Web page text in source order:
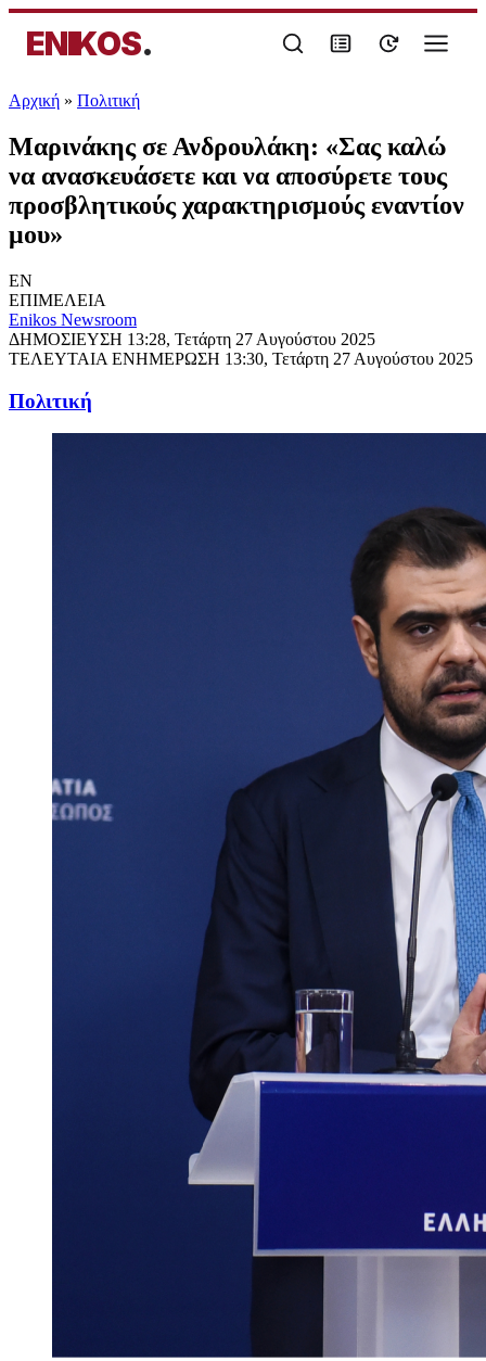
ENIKOS.
Αρχική » Πολιτική
Μαρινάκης σε Ανδρουλάκη: «Σας καλώ
να ανασκευάσετε και να αποσύρετε τους
προσβλητικούς χαρακτηρισμούς εναντίον
μου»
EN
ΕΠΙΜΕΛΕΙΑ
Enikos Newsroom
ΔΗΜΟΣΙΕΥΣΗ 13:28, Τετάρτη 27 Αυγούστου 2025
ΤΕΛΕΥΤΑΙΑ ΕΝΗΜΕΡΩΣΗ 13:30, Τετάρτη 27 Αυγούστου 2025
Πολιτική